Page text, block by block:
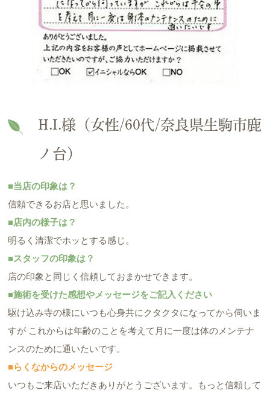
H.I.様（女性/60代/奈良県生駒市鹿
ノ台）
■当店の印象は？
信頼できるお店と思いました。
■店内の様子は？
明るく清潔でホッとする感じ。
■スタッフの印象は？
店の印象と同じく信頼しておまかせできます。
■施術を受けた感想やメッセージをご記入ください
駆け込み寺の様にいつも心身共にクタクタになってから伺いま
すが これからは年齢のことを考えて月に一度は体のメンテナ
ンスのために通いたいです。
■らくなからのメッセージ
いつもご来店いただきありがとうございます。もっと信頼して